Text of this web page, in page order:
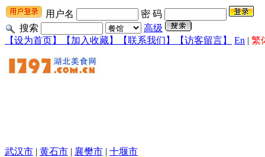
用户名
密 码
搜索
高级
【设为首页】
【加入收藏】 【联系我们】 【访客留言】 En | 繁
武汉市 | 黄石市 | 襄樊市 | 十堰市